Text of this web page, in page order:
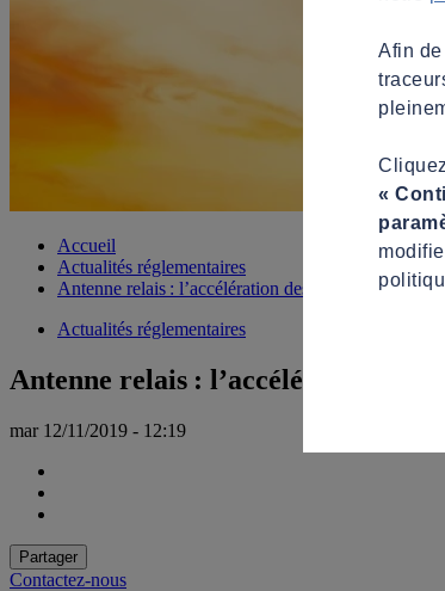
Accueil
Actualités réglementaires
Antenne relais : l’accélération des procédures !
Actualités réglementaires
Antenne relais : l’accélération des
mar 12/11/2019 - 12:19
Partager
Contactez-nous
Afin
«